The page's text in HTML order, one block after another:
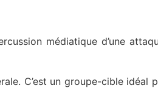
médiatique d’une
C’est un groupe-cible idéal